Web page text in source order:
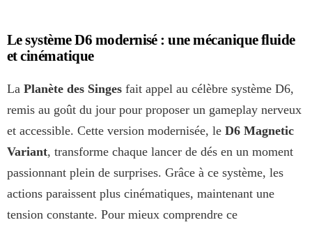
Le système D6 modernisé : une mécanique fluide
et cinématique
La Planète des Singes fait appel au célèbre système D6,
remis au goût du jour pour proposer un gameplay nerveux
et accessible. Cette version modernisée, le D6 Magnetic
Variant, transforme chaque lancer de dés en un moment
passionnant plein de surprises. Grâce à ce système, les
actions paraissent plus cinématiques, maintenant une
tension constante. Pour mieux comprendre ce